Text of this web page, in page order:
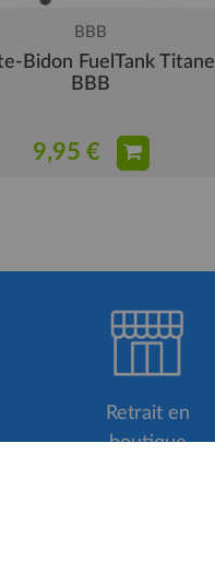
BBB
Bidon FuelTank Titane
BBB
9,95 €
Retrait en
boutique